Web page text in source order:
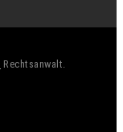
Rechtsanwalt.